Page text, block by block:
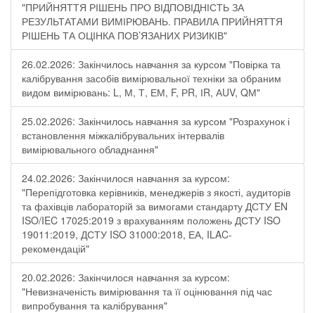
"ПРИЙНЯТТЯ РІШЕНЬ ПРО ВІДПОВІДНІСТЬ ЗА
РЕЗУЛЬТАТАМИ ВИМІРЮВАНЬ. ПРАВИЛА ПРИЙНЯТТЯ
РІШЕНЬ ТА ОЦІНКА ПОВ’ЯЗАНИХ РИЗИКІВ"
26.02.2026: Закінчилось навчання за курсом "Повірка та
калібрування засобів вимірювальної техніки за обраним
видом вимірювань: L, М, Т, ЕМ, F, РR, ІR, АUV, QМ"
25.02.2026: Закінчилось навчання за курсом "Розрахунок і
встановлення міжкалібрувальних інтервалів
вимірювального обладнання"
24.02.2026: Закінчилося навчання за курсом:
"Перепідготовка керівників, менеджерів з якості, аудиторів
та фахівців лабораторій за вимогами стандарту ДСТУ EN
ISO/IEC 17025:2019 з врахуванням положень ДСТУ ISO
19011:2019, ДСТУ ISO 31000:2018, ЕА, ILAC-
рекомендацій"
20.02.2026: Закінчилося навчання за курсом:
"Невизначеність вимірювання та її оцінювання під час
випробування та калібрування"